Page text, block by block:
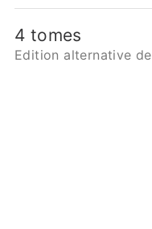
4 tomes
Edition alternative de